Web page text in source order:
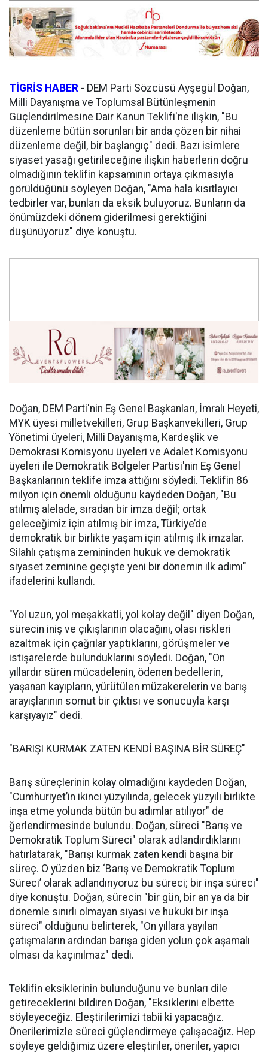
TİGRİS HABER - DEM Parti Sözcüsü Ayşegül Doğan,
Milli Dayanışma ve Toplumsal Bütünleşmenin
Güçlendirilmesine Dair Kanun Teklifi'ne ilişkin, "Bu
düzenleme bütün sorunları bir anda çözen bir nihai
düzenleme değil, bir başlangıç" dedi. Bazı isimlere
siyaset yasağı getirileceğine ilişkin haberlerin doğru
olmadığının teklifin kapsamının ortaya çıkmasıyla
görüldüğünü söyleyen Doğan, "Ama hala kısıtlayıcı
tedbirler var, bunları da eksik buluyoruz. Bunların da
önümüzdeki dönem giderilmesi gerektiğini
düşünüyoruz" diye konuştu.
Doğan, DEM Parti'nin Eş Genel Başkanları, İmralı Heyeti,
MYK üyesi milletvekilleri, Grup Başkanvekilleri, Grup
Yönetimi üyeleri, Milli Dayanışma, Kardeşlik ve
Demokrasi Komisyonu üyeleri ve Adalet Komisyonu
üyeleri ile Demokratik Bölgeler Partisi'nin Eş Genel
Başkanlarının teklife imza attığını söyledi. Teklifin 86
milyon için önemli olduğunu kaydeden Doğan, "Bu
atılmış alelade, sıradan bir imza değil; ortak
geleceğimiz için atılmış bir imza, Türkiye’de
demokratik bir birlikte yaşam için atılmış ilk imzalar.
Silahlı çatışma zemininden hukuk ve demokratik
siyaset zeminine geçişte yeni bir dönemin ilk adımı"
ifadelerini kullandı.
"Yol uzun, yol meşakkatli, yol kolay değil" diyen Doğan,
sürecin iniş ve çıkışlarının olacağını, olası riskleri
azaltmak için çağrılar yaptıklarını, görüşmeler ve
istişarelerde bulunduklarını söyledi. Doğan, "On
yıllardır süren mücadelenin, ödenen bedellerin,
yaşanan kayıpların, yürütülen müzakerelerin ve barış
arayışlarının somut bir çıktısı ve sonucuyla karşı
karşıyayız" dedi.
"BARIŞI KURMAK ZATEN KENDİ BAŞINA BİR SÜREÇ"
Barış süreçlerinin kolay olmadığını kaydeden Doğan,
"Cumhuriyet’in ikinci yüzyılında, gelecek yüzyılı birlikte
inşa etme yolunda bütün bu adımlar atılıyor" de
ğerlendirmesinde bulundu. Doğan, süreci "Barış ve
Demokratik Toplum Süreci" olarak adlandırdıklarını
hatırlatarak, "Barışı kurmak zaten kendi başına bir
süreç. O yüzden biz ‘Barış ve Demokratik Toplum
Süreci’ olarak adlandırıyoruz bu süreci; bir inşa süreci"
diye konuştu. Doğan, sürecin "bir gün, bir an ya da bir
dönemle sınırlı olmayan siyasi ve hukuki bir inşa
süreci" olduğunu belirterek, "On yıllara yayılan
çatışmaların ardından barışa giden yolun çok aşamalı
olması da kaçınılmaz" dedi.
Teklifin eksiklerinin bulunduğunu ve bunları dile
getireceklerini bildiren Doğan, "Eksiklerini elbette
söyleyeceğiz. Eleştirilerimizi tabii ki yapacağız.
Önerilerimizle süreci güçlendirmeye çalışacağız. Hep
söyleye geldiğimiz üzere eleştiriler, öneriler, yapıcı